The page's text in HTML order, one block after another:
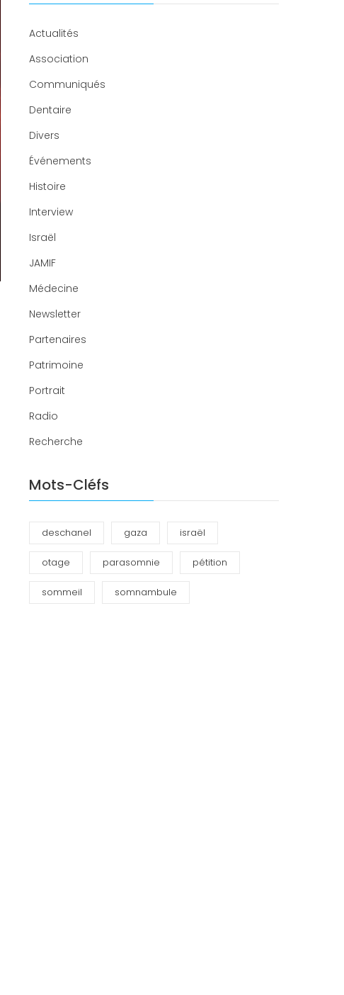
Congrès 2018
Actualités
Association
Communiqués
Dentaire
Divers
Événements
Histoire
Interview
Israël
JAMIF
Médecine
Newsletter
Partenaires
Patrimoine
Portrait
Radio
Recherche
Mots-Cléfs
deschanel gaza israël
otage parasomnie pétition
sommeil somnambule